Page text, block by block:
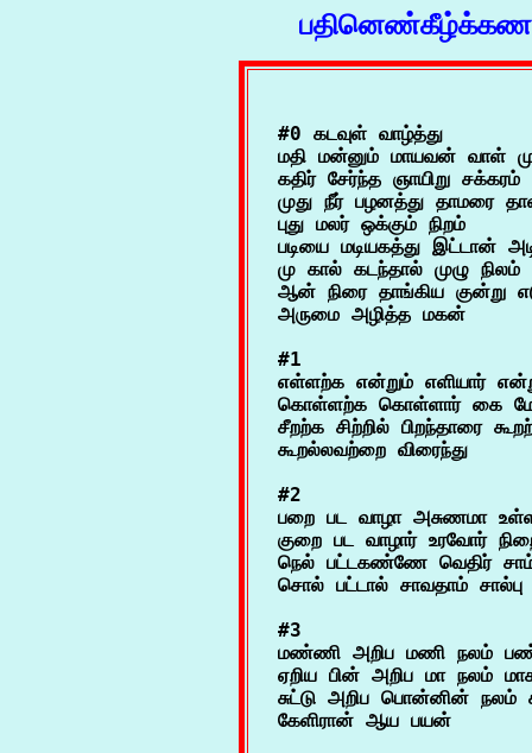
#0 கடவுள் வாழ்த்து
மதி மன்னும் மாயவன் வாள்
கதிர் சேர்ந்த ஞாயிறு சக்கரம்
முது நீர் பழனத்து தாமரை
புது மலர் ஒக்கும் நிறம்
படியை மடியகத்து இட்டான்
மு கால் கடந்தால் முழு
ஆன் நிரை தாங்கிய குன்று
#1
எள்ளற்க என்றும் எளியார்
கொள்ளற்க கொள்ளார் கை
சீறற்க சிற்றில் பிறந்தாரை
#2
பறை பட வாழா அசுணமா
குறை பட வாழார் உரவோர்
நெல் பட்டகண்ணே வெதிர்
#3
மண்ணி அறிப மணி நலம்
ஏறிய பின் அறிப மா நலம்
சுட்டு அறிப பொன்னின் நலம்